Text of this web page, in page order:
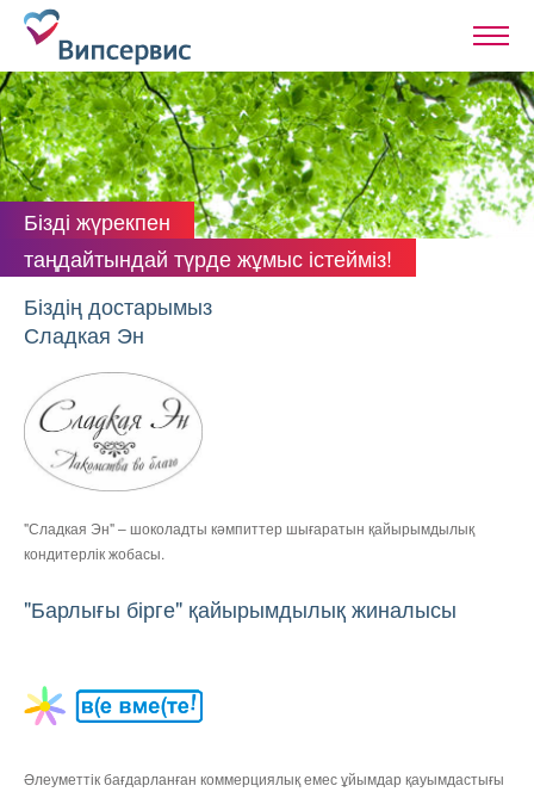
Бізді жүрекпен
таңдайтындай түрде жұмыс істейміз!
Біздің достарымыз
Сладкая Эн
"Сладкая Эн" – шоколадты кәмпиттер шығаратын қайырымдылық
кондитерлік жобасы.
"Барлығы бірге" қайырымдылық жиналысы
Әлеуметтік бағдарланған коммерциялық емес ұйымдар қауымдастығы